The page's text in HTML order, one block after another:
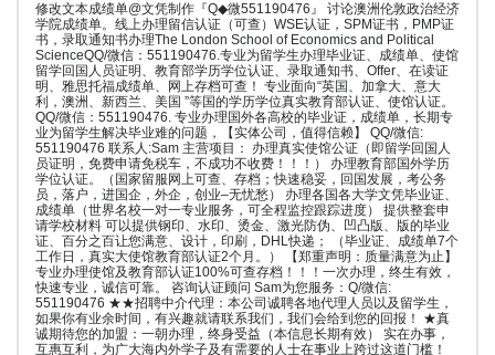
修改文本成绩单@文凭制作『Q◆微551190476』 讨论澳洲伦敦政治经济
学院成绩单。线上办理留信认证（可查）WSE认证，SPM证书，PMP证
书，录取通知书办理The London School of Economics and Political
ScienceQQ/微信：551190476.专业为留学生办理毕业证、成绩单、使馆
留学回国人员证明、教育部学历学位认证、录取通知书、Offer、在读证
明、雅思托福成绩单、网上存档可查！ 专业面向“英国、加拿大、意大
利，澳洲、新西兰、美国 ”等国的学历学位真实教育部认证、使馆认证。
QQ/微信：551190476. 专业办理国外各高校的毕业证，成绩单，长期专
业为留学生解决毕业难的问题，【实体公司，值得信赖】 QQ/微信:
551190476 联系人:Sam 主营项目： 办理真实使馆公证（即留学回国人
员证明，免费申请免税车，不成功不收费！！！） 办理教育部国外学历
学位认证。（国家留服网上可查、存档；快速稳妥，回国发展，考公务
员，落户，进国企，外企，创业–无忧愁） 办理各国各大学文凭毕业证、
成绩单（世界名校一对一专业服务，可全程监控跟踪进度） 提供整套申
请学校材料 可以提供钢印、水印、烫金、激光防伪、凹凸版、版的毕业
证、百分之百让您满意、设计，印刷，DHL快递； （毕业证、成绩单7个
工作日，真实大使馆教育部认证2个月。） 【郑重声明：质量满意为止】
专业办理使馆及教育部认证100%可查存档！！！一次办理，终生有效，
快速专业，诚信可靠。 咨询认证顾问 Sam为您服务：Q/微信:
551190476 ★★招聘中介代理：本公司诚聘各地代理人员以及留学生，
如果你有业余时间，有兴趣就请联系我们，我们会给到您的回报！ ★真
诚期待您的加盟：一朝办理，终身受益（本信息长期有效） 实在办事，
互惠互利，为广大海内外学子及有需要的人士在事业上跨过这道门槛！